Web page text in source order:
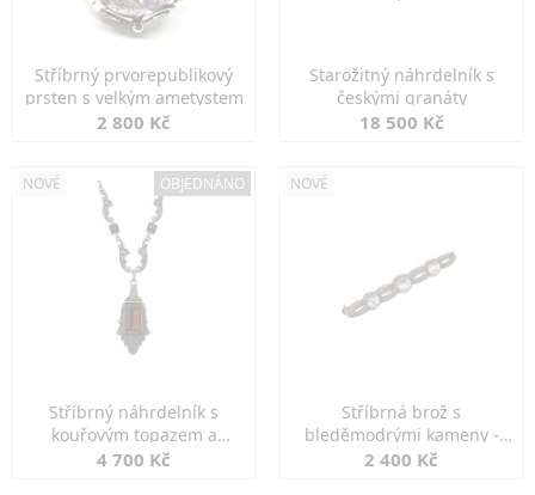
Stříbrný prvorepublikový
prsten s velkým ametystem
2 800 Kč
Starožitný náhrdelník s
českými granáty
18 500 Kč
NOVÉ OBJEDNÁNO
Stříbrný náhrdelník s
kouřovým topazem a
markazity
4 700 Kč
NOVÉ
Stříbrná brož s
bleděmodrými kameny -
jemná elegance
2 400 Kč